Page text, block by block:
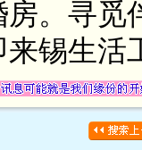
。寻觅
锡生活